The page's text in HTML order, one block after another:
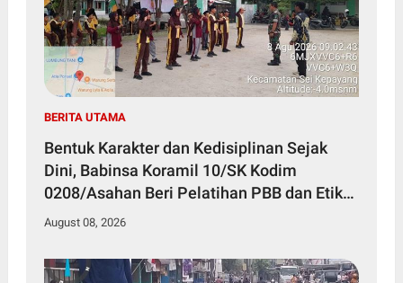
BERITA UTAMA
Bentuk Karakter dan Kedisiplinan Sejak
Dini, Babinsa Koramil 10/SK Kodim
0208/Asahan Beri Pelatihan PBB dan Etika
Bagi Siswa MIN 7 Pertahanan
August 08, 2026